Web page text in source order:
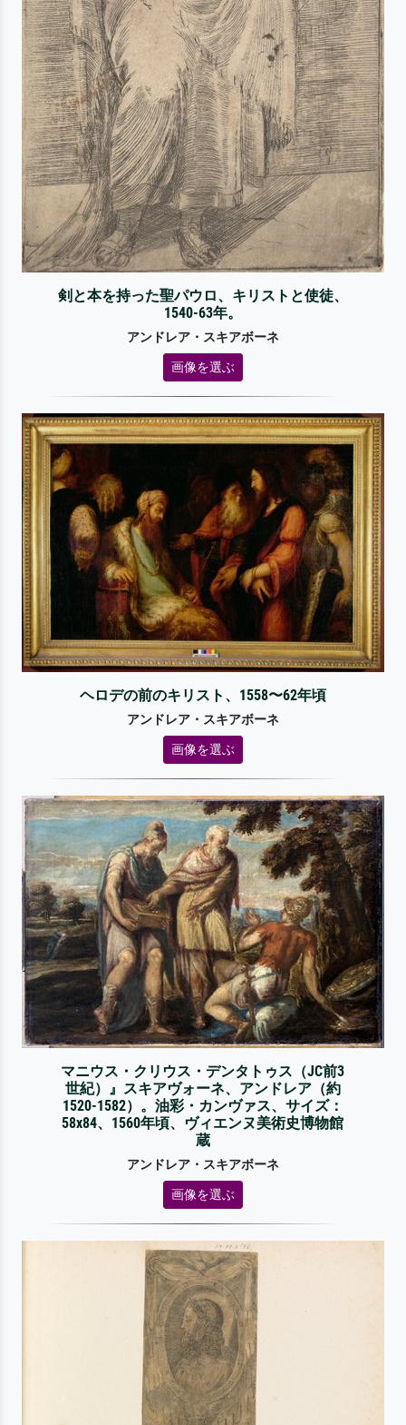
剣と本を持った聖パウロ、キリストと使徒、
1540-63年。
アンドレア・スキアボーネ
画像を選ぶ
ヘロデの前のキリスト、1558〜62年頃
アンドレア・スキアボーネ
画像を選ぶ
マニウス・クリウス・デンタトゥス（JC前3
世紀）』スキアヴォーネ、アンドレア（約
1520-1582）。油彩・カンヴァス、サイズ：
58x84、1560年頃、ヴィエンヌ美術史博物館
蔵
アンドレア・スキアボーネ
画像を選ぶ